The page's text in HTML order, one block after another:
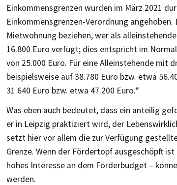
Einkommensgrenzen wurden im März 2021
Einkommensgrenzen-Verordnung
Mietwohnung beziehen, wer als
16.800 Euro verfügt; dies entspricht im
von 25.000 Euro. Für eine Alleinstehende mit
beispielsweise auf 38.780 Euro bzw. etwa
31.640 Euro bzw. etwa 47.200 Euro.“
Was eben auch bedeutet, dass ein anteilig
er in Leipzig praktiziert wird, der
setzt hier vor allem die zur Verfügung
Grenze. Wenn der Fördertopf ausgeschöpft
hohes Interesse an dem Förderbudget –
werden.